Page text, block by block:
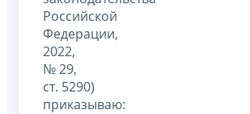
Российской
Федерации,
2022,
№ 29,
ст. 5290)
приказываю: